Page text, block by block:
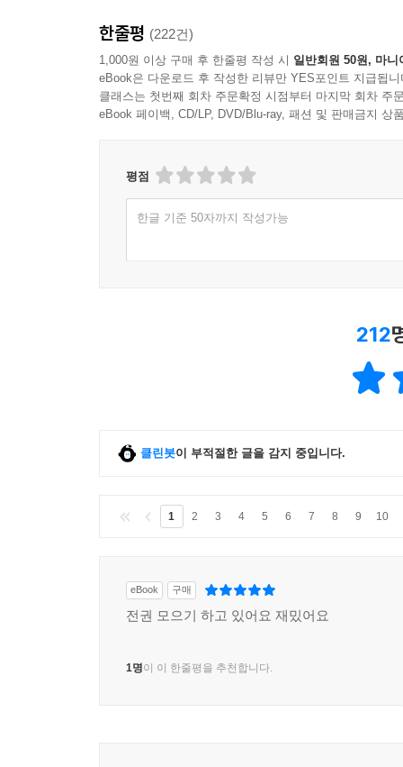
한줄평 (222건)
1,000원 이상 구매 후 한줄평 작성 시 일반회원 50원, 마니
eBook은 다운로드 후 작성한 리뷰만 YES포인트 지급됩니
클래스는 첫번째 회차 주문확정 시점부터 마지막 회차 주
eBook 페이백, CD/LP, DVD/Blu-ray, 패션 및 판매금지 상
평점
한글 기준 50자까지 작성가능
212
클린봇이 부적절한 글을 감지 중입니다.
1 2 3 4 5 6 7 8 9 10
eBook 구매
전권 모으기 하고 있어요 재밌어요
1명이 이 한줄평을 추천합니다.